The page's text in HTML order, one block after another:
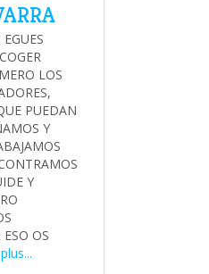
LOS
PUEDAN
Y
Y
OS